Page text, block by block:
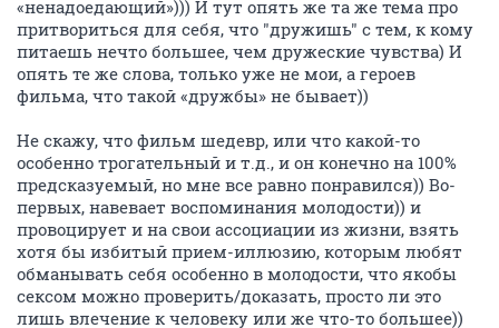
«ненадоедающий»))) И тут опять же та же тема про
притвориться для себя, что "дружишь" с тем, к кому
питаешь нечто большее, чем дружеские чувства) И
опять те же слова, только уже не мои, а героев
фильма, что такой «дружбы» не бывает))
Не скажу, что фильм шедевр, или что какой-то
особенно трогательный и т.д., и он конечно на 100%
предсказуемый, но мне все равно понравился)) Во-
первых, навевает воспоминания молодости)) и
провоцирует и на свои ассоциации из жизни, взять
хотя бы избитый прием-иллюзию, которым любят
обманывать себя особенно в молодости, что якобы
сексом можно проверить/доказать, просто ли это
лишь влечение к человеку или же что-то большее))